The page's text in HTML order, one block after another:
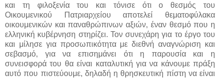
και τη φιλοξενία του και τόνισε ότι ο θεσμός του
Οικουμενικού Πατριαρχείου αποτελεί θεματοφύλακα
οικουμενικών και παναθρώπινων αξιών, έναν θεσμό που η
ελληνική κυβέρνηση στηρίζει. Τον συνεχάρη για το έργο του
και μίλησε για προσωπικότητα με διεθνή αναγνώριση και
σεβασμό, για να επισημάνει ότι η παρουσία και η
συνεισφορά του θα είναι καταλυτική για να κάνουμε πράξη
αυτό που πιστεύουμε, δηλαδή η θρησκευτική πίστη να είναι